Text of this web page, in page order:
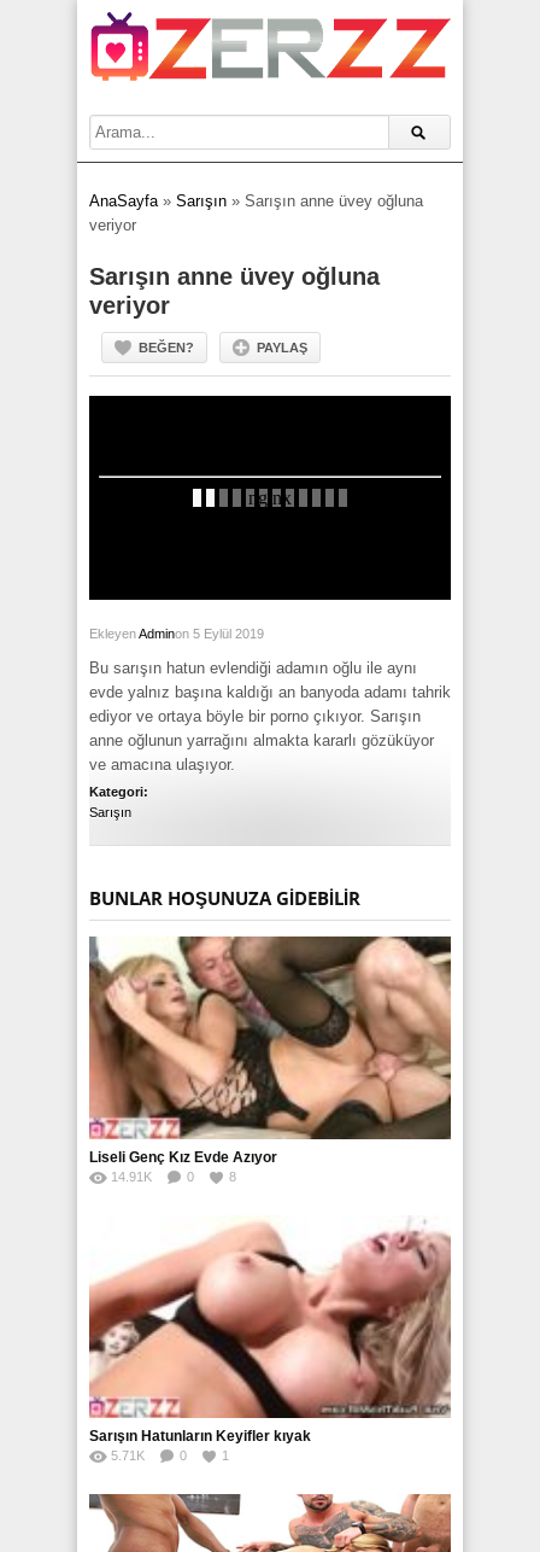
AnaSayfa» Sarışın » Sarışın anne üvey oğluna
veriyor
Sarışın anne üvey oğluna
veriyor
BEĞEN? PAYLAŞ
EkleyenAdminon 5 Eylül 2019
Bu sarışın hatun evlendiği adamın oğlu ile aynı
evde yalnız başına kaldığı an banyoda adamı tahrik
ediyor ve ortaya böyle bir porno çıkıyor. Sarışın
anne oğlunun yarrağını almakta kararlı gözüküyor
ve amacına ulaşıyor.
Kategori:
Sarışın
BUNLAR HOŞUNUZA GIDEBILIR
Liseli Genç Kız Evde Azıyor
14.91K 0 8
Sarışın Hatunların Keyifler kıyak
5.71K 0 1